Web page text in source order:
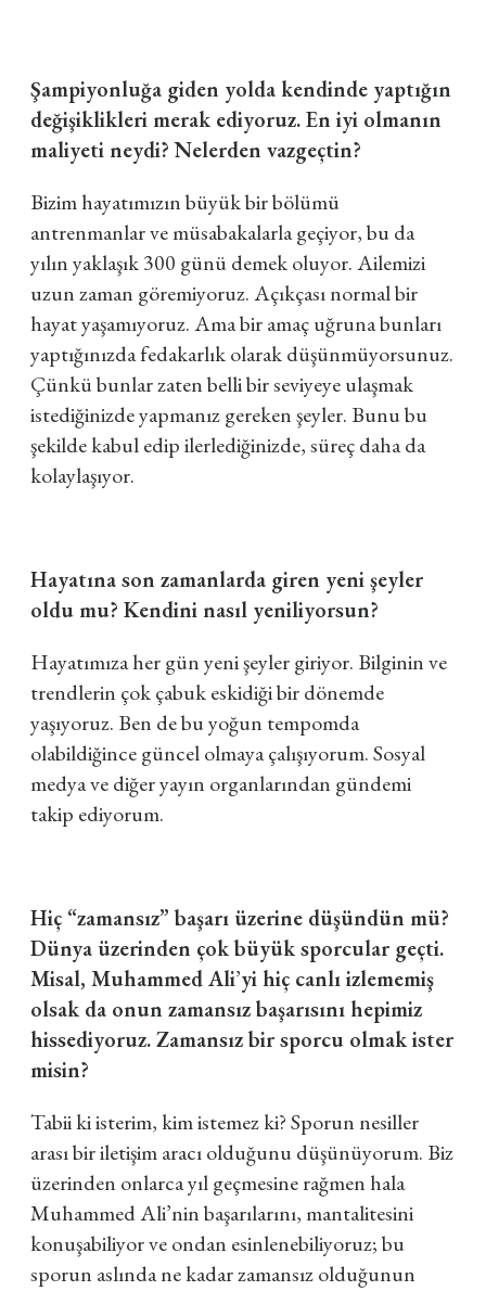
Şampiyonluğa giden yolda kendinde yaptığın
değişiklikleri merak ediyoruz. En iyi olmanın
maliyeti neydi? Nelerden vazgeçtin?
Bizim hayatımızın büyük bir bölümü
antrenmanlar ve müsabakalarla geçiyor, bu da
yılın yaklaşık 300 günü demek oluyor. Ailemizi
uzun zaman göremiyoruz. Açıkçası normal bir
hayat yaşamıyoruz. Ama bir amaç uğruna bunları
yaptığınızda fedakarlık olarak düşünmüyorsunuz.
Çünkü bunlar zaten belli bir seviyeye ulaşmak
istediğinizde yapmanız gereken şeyler. Bunu bu
şekilde kabul edip ilerlediğinizde, süreç daha da
kolaylaşıyor.
Hayatına son zamanlarda giren yeni şeyler
oldu mu? Kendini nasıl yeniliyorsun?
Hayatımıza her gün yeni şeyler giriyor. Bilginin ve
trendlerin çok çabuk eskidiği bir dönemde
yaşıyoruz. Ben de bu yoğun tempomda
olabildiğince güncel olmaya çalışıyorum. Sosyal
medya ve diğer yayın organlarından gündemi
takip ediyorum.
Hiç “zamansız” başarı üzerine düşündün mü?
Dünya üzerinden çok büyük sporcular geçti.
Misal, Muhammed Ali’yi hiç canlı izlememiş
olsak da onun zamansız başarısını hepimiz
hissediyoruz. Zamansız bir sporcu olmak ister
misin?
Tabii ki isterim, kim istemez ki? Sporun nesiller
arası bir iletişim aracı olduğunu düşünüyorum. Biz
üzerinden onlarca yıl geçmesine rağmen hala
Muhammed Ali’nin başarılarını, mantalitesini
konuşabiliyor ve ondan esinlenebiliyoruz; bu
sporun aslında ne kadar zamansız olduğunun